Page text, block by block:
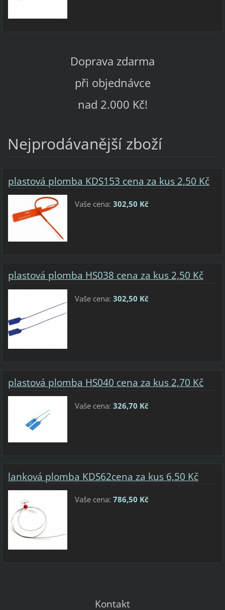
Doprava zdarma
při objednávce
nad 2.000 Kč!
Nejprodávanější zboží
plastová plomba KDS153 cena za kus 2,50 Kč
Vaše cena: 302,50 Kč
plastová plomba HS038 cena za kus 2,50 Kč
Vaše cena: 302,50 Kč
plastová plomba HS040 cena za kus 2,70 Kč
Vaše cena: 326,70 Kč
lanková plomba KDS62cena za kus 6,50 Kč
Vaše cena: 786,50 Kč
Kontakt